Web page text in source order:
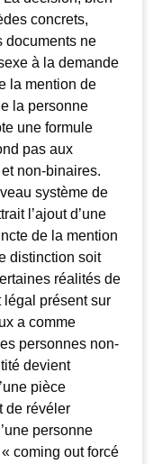
concrets,
documents ne
à la demande
la mention de
la personne
une formule
pas aux
non-binaires.
système de
l’ajout d’une
de la mention
distinction soit
réalités de
légal présent sur
a comme
personnes non-
devient
pièce
de révéler
personne
coming out forcé